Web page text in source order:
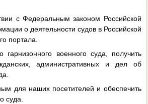
с Федеральным законом Российской
о деятельности судов в Российской
портала.
военного суда, получить
административных и дел об
для наших посетителей и обеспечить
суда.